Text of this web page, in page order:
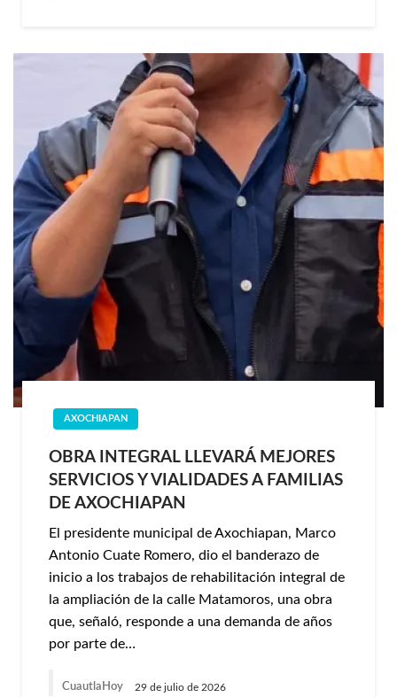
AXOCHIAPAN
OBRA INTEGRAL LLEVARÁ MEJORES
SERVICIOS Y VIALIDADES A FAMILIAS
DE AXOCHIAPAN
El presidente municipal de Axochiapan, Marco
Antonio Cuate Romero, dio el banderazo de
inicio a los trabajos de rehabilitación integral de
la ampliación de la calle Matamoros, una obra
que, señaló, responde a una demanda de años
por parte de…
CuautlaHoy 29 de julio de 2026